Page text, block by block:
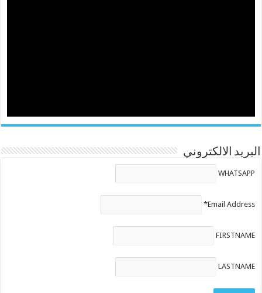
البريد الالكتروني
WHATSAPP
Email Address*
FIRSTNAME
LASTNAME